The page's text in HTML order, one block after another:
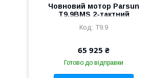
Човновий мотор Parsun
T9.9BMS 2-тактний
T9.9
65 925 ₴
Готово до відправки